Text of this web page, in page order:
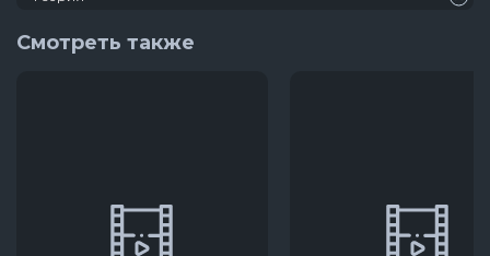
Смотреть также